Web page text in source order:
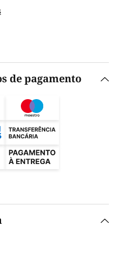
de pagamento